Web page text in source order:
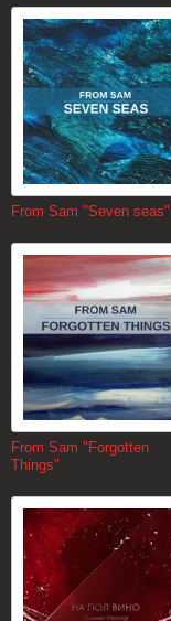
From Sam "Seven seas"
From Sam "Forgotten
Things"